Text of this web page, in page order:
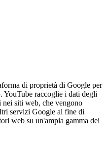
di proprietà di Google per
YouTube raccoglie i dati degli
siti web, che vengono
servizi Google al fine di
web su un'ampia gamma dei